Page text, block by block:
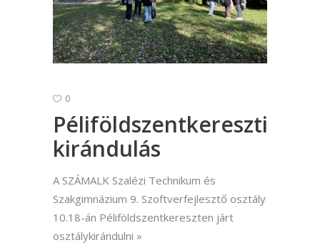
0
Péliföldszentkereszti
kirándulás
A SZÁMALK Szalézi Technikum és
Szakgimnázium 9. Szoftverfejlesztő osztály
10.18-án Péliföldszentkereszten járt
osztálykirándulni